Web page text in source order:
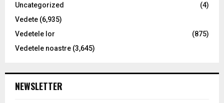
Uncategorized
(4)
Vedete (6,935)
Vedetele lor
(875)
Vedetele noastre (3,645)
NEWSLETTER